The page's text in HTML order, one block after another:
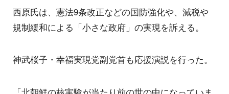
西原氏は、憲法9条改正などの国防強化や、減税や
規制緩和による「小さな政府」の実現を訴える。
神武桜子・幸福実現党副党首も応援演説を行った。